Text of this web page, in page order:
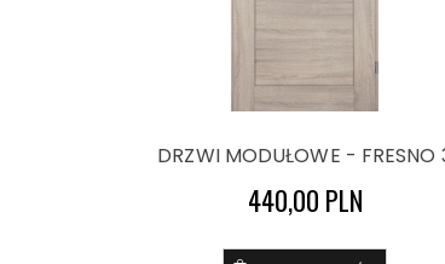
DRZWI MODUŁOWE - FRESNO
440,00 PLN